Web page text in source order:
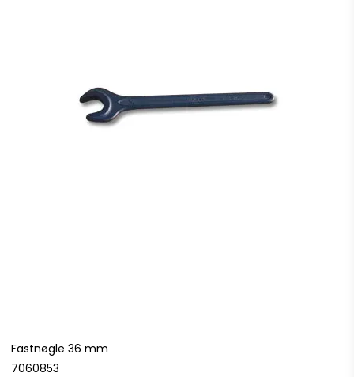
Fastnøgle 36 mm
7060853